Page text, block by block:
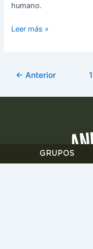
humano.
Leer más »
← Anterior 1
GRUPOS